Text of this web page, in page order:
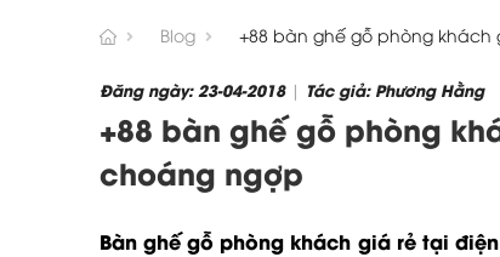
Blog +88 bàn ghế gỗ phòng
Đăng ngày: 23-04-2018| Tác giả: Phương Hằng
+88 bàn ghế gỗ phòng
choáng ngợp
Bàn ghế gỗ phòng khách giá rẻ tại